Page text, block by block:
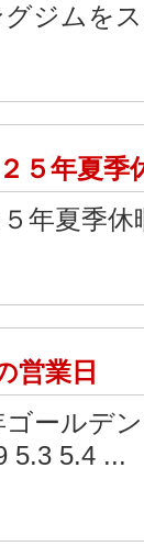
ジムを
５年夏
５年夏季
営業日
ゴールデ
5.3 5.4 ...